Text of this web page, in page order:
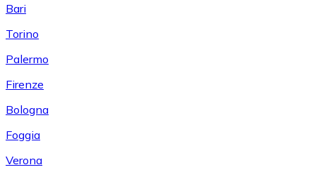
Bari
Torino
Palermo
Firenze
Bologna
Foggia
Verona